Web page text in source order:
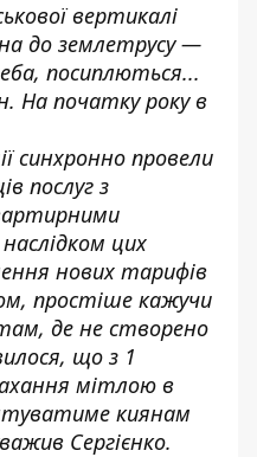
вертикалі
до землетрусу —
посиплються...
На початку року в
синхронно провели
послуг з
цих
нових тарифів
простіше кажучи
де не створено
що з 1
мітлою в
киянам
Сергієнко.